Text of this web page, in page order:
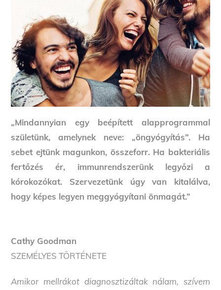
„Mindannyian egy beépített alapprogrammal
születünk, amelynek neve: „öngyógyítás”. Ha
sebet ejtünk magunkon, összeforr. Ha bakteriális
fertőzés ér, immunrendszerünk legyőzi a
kórokozókat. Szervezetünk úgy van kitalálva,
hogy képes legyen meggyógyítani önmagát.”
Cathy Goodman
SZEMÉLYES TÖRTÉNETE
Amikor mellrákot diagnosztizáltak nálam, szívem